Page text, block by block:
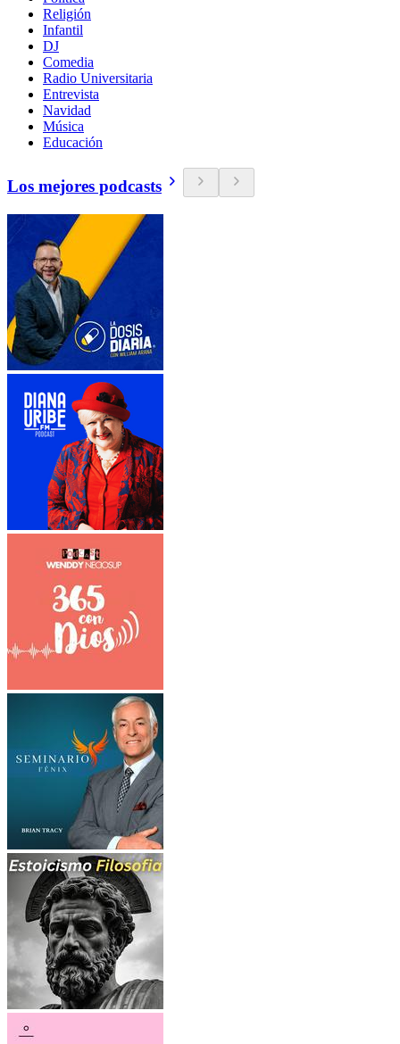
Religión
Infantil
DJ
Comedia
Radio Universitaria
Entrevista
Navidad
Música
Educación
Los mejores podcasts